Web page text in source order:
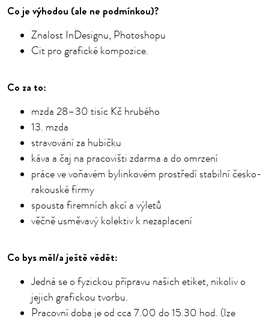
Co je výhodou (ale ne podmínkou)?
Znalost InDesignu, Photoshopu
Cit pro grafické kompozice.
Co za to:
mzda 28–30 tisíc Kč hrubého
13. mzda
stravování za hubičku
káva a čaj na pracovišti zdarma a do omrzení
práce ve voňavém bylinkovém prostředí stabilní česko-
rakouské firmy
spousta firemních akcí a výletů
věčně usměvavý kolektiv k nezaplacení
Co bys měl/a ještě vědět:
Jedná se o fyzickou přípravu našich etiket, nikoliv o
jejich grafickou tvorbu.
Pracovní doba je od cca 7.00 do 15.30 hod. (lze